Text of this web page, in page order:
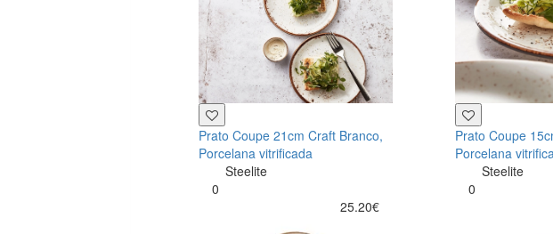
Prato Coupe 21cm Craft Branco,
Porcelana vitrificada
Steelite
0
25.20€
Prato Coupe
Porcelana
Steelite
0